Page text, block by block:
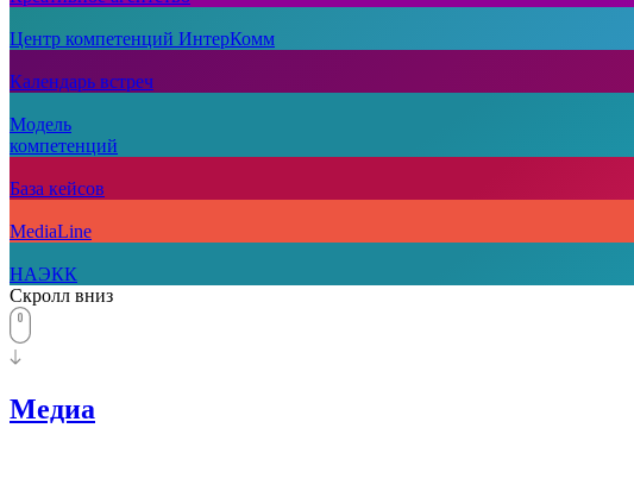
Центр компетенций ИнтерКомм
Календарь встреч
Модель
компетенций
База кейсов
MediaLine
НАЭКК
Скролл вниз
Медиа